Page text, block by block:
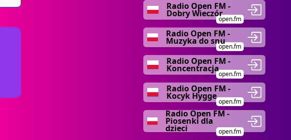
Radio Open FM -
Dobry Wieczór
open.fm
Radio Open FM -
Muzyka do snu
open.fm
Radio Open FM -
Koncentracja
open.fm
Radio Open FM -
Kocyk Hygge
open.fm
Radio Open FM -
Piosenki dla
dzieci open.fm